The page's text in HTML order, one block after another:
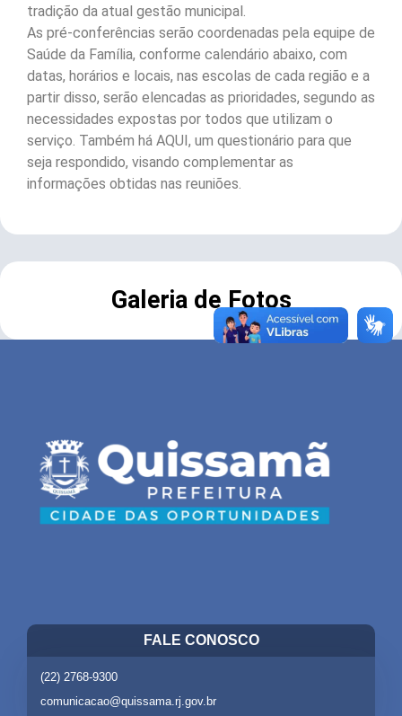
tradição da atual gestão municipal.
As pré-conferências serão coordenadas pela equipe de
Saúde da Família, conforme calendário abaixo, com
datas, horários e locais, nas escolas de cada região e a
partir disso, serão elencadas as prioridades, segundo as
necessidades expostas por todos que utilizam o
serviço. Também há AQUI, um questionário para que
seja respondido, visando complementar as
informações obtidas nas reuniões.
Galeria de Fotos
FALE CONOSCO
(22) 2768-9300
comunicacao@quissama.rj.gov.br